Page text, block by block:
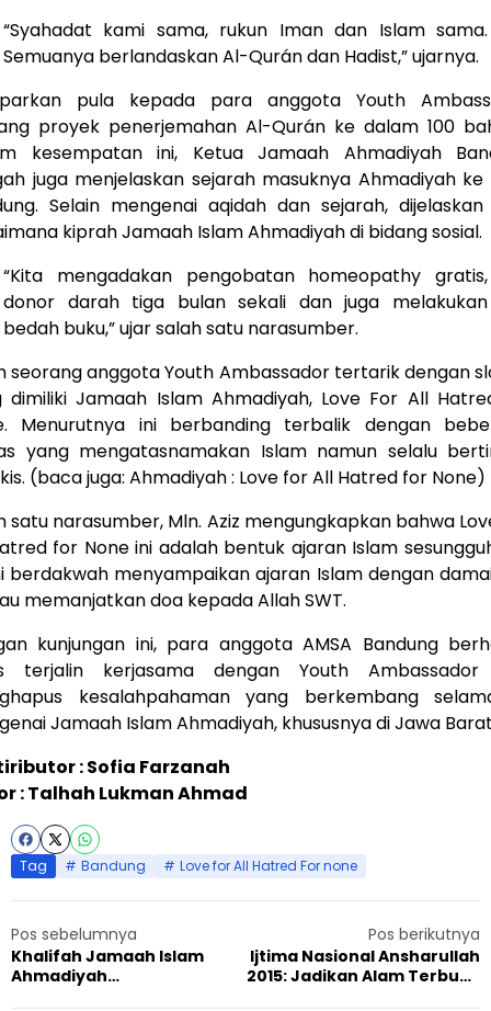
“Syahadat kami sama, rukun Iman dan Islam sama.
Semuanya berlandaskan Al-Qurán dan Hadist,” ujarnya.
pula kepada para anggota Youth
proyek penerjemahan Al-Qurán ke dalam 100
kesempatan ini, Ketua Jamaah Ahmadiyah
juga menjelaskan sejarah masuknya Ahmadiyah ke
Selain mengenai aqidah dan sejarah,
kiprah Jamaah Islam Ahmadiyah di bidang sosial.
“Kita mengadakan pengobatan homeopathy gratis,
donor darah tiga bulan sekali dan juga melakukan
bedah buku,” ujar salah satu narasumber.
seorang anggota Youth Ambassador tertarik dengan
dimiliki Jamaah Islam Ahmadiyah, Love For All
Menurutnya ini berbanding terbalik dengan
yang mengatasnamakan Islam namun selalu
(baca juga: Ahmadiyah : Love for All Hatred for None)
satu narasumber, Mln. Aziz mengungkapkan bahwa
for None ini adalah bentuk ajaran Islam
berdakwah menyampaikan ajaran Islam dengan
memanjatkan doa kepada Allah SWT.
kunjungan ini, para anggota AMSA Bandung
terjalin kerjasama dengan Youth
kesalahpahaman yang berkembang
Jamaah Islam Ahmadiyah, khususnya di Jawa
: Sofia Farzanah
: Talhah Lukman Ahmad
Tag Bandung Love for All Hatred For none
Pos sebelumnya
Khalifah Jamaah Islam
Ahmadiyah
Pos berikutnya
Ijtima Nasional Ansharullah
2015: Jadikan Alam Terbuka